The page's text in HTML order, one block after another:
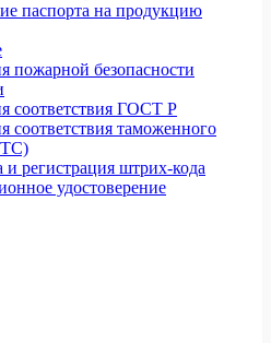
паспорта на продукцию
пожарной безопасности
соответствия ГОСТ Р
соответствия таможенного
ТС)
и регистрация штрих-кода
удостоверение